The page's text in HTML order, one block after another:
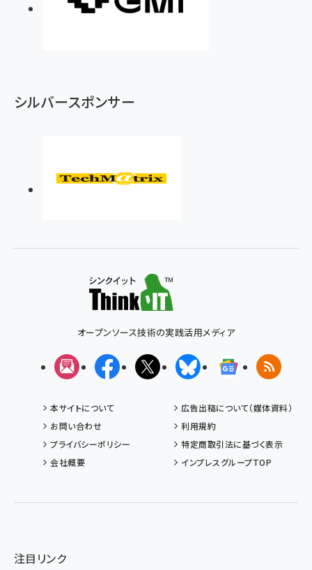
シルバースポンサー
オープンソース技術の実践活用メディア
メルマガFacebookX(エックス)BlueskyGoogleニュ
RSS
本サイトについて
広告出稿について（媒体資料）
お問い合わせ
利用規約
プライバシーポリシー
特定商取引法に基づく表示
会社概要
インプレスグループTOP
注目リンク